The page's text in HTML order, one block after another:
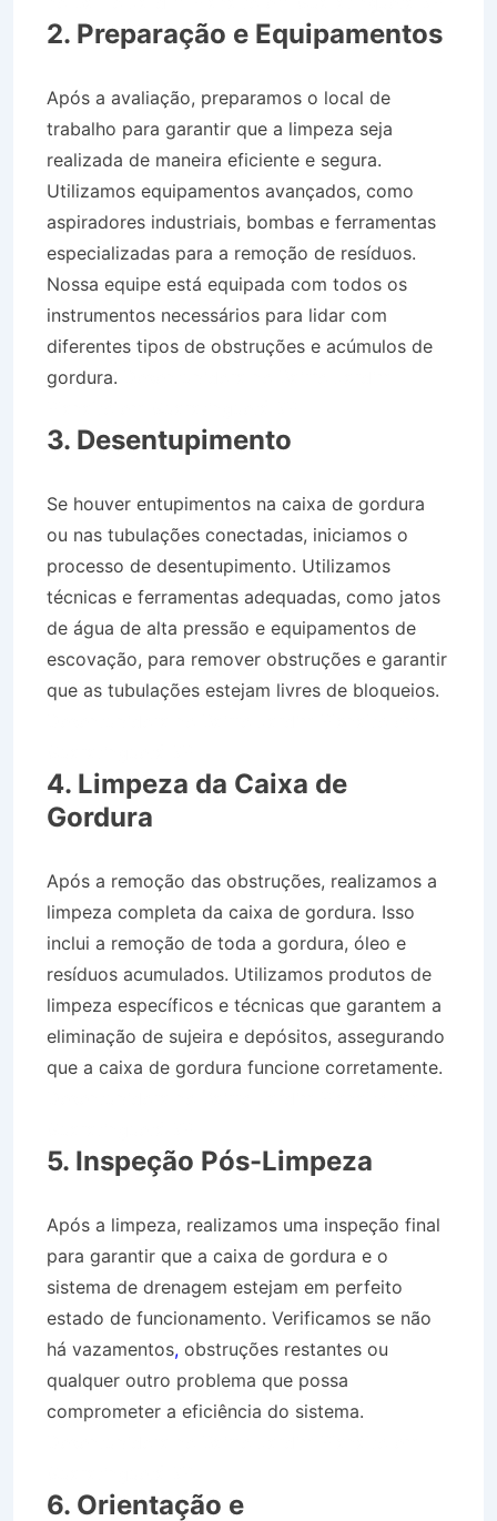
2. Preparação e Equipamentos
Após a avaliação, preparamos o local de
trabalho para garantir que a limpeza seja
realizada de maneira eficiente e segura.
Utilizamos equipamentos avançados, como
aspiradores industriais, bombas e ferramentas
especializadas para a remoção de resíduos.
Nossa equipe está equipada com todos os
instrumentos necessários para lidar com
diferentes tipos de obstruções e acúmulos de
gordura.
3. Desentupimento
Se houver entupimentos na caixa de gordura
ou nas tubulações conectadas, iniciamos o
processo de desentupimento. Utilizamos
técnicas e ferramentas adequadas, como jatos
de água de alta pressão e equipamentos de
escovação, para remover obstruções e garantir
que as tubulações estejam livres de bloqueios.
4. Limpeza da Caixa de
Gordura
Após a remoção das obstruções, realizamos a
limpeza completa da caixa de gordura. Isso
inclui a remoção de toda a gordura, óleo e
resíduos acumulados. Utilizamos produtos de
limpeza específicos e técnicas que garantem a
eliminação de sujeira e depósitos, assegurando
que a caixa de gordura funcione corretamente.
5. Inspeção Pós-Limpeza
Após a limpeza, realizamos uma inspeção final
para garantir que a caixa de gordura e o
sistema de drenagem estejam em perfeito
estado de funcionamento. Verificamos se não
há vazamentos, obstruções restantes ou
qualquer outro problema que possa
comprometer a eficiência do sistema.
6. Orientação e